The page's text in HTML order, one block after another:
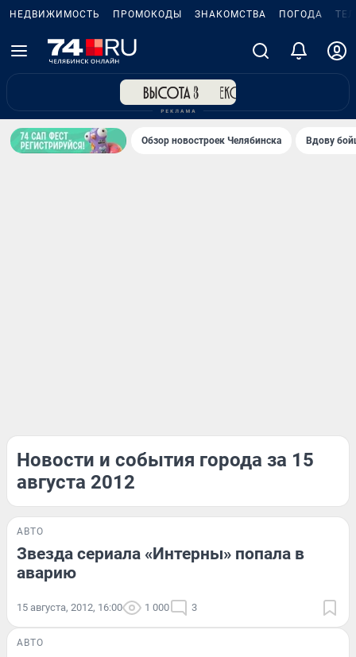
НЕДВИЖИМОСТЬ ПРОМОКОДЫ ЗНАКОМСТВА ПОГОДА
Обзор новостроек Челябинска Вдову
Новости и события города за 15
августа 2012
АВТО
Звезда сериала «Интерны» попала в
аварию
15 августа, 2012, 16:00 1 000 3
АВТО